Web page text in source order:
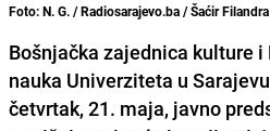
Foto: N. G. / Radiosarajevo.ba / Šaćir Filandra
Bošnjačka zajednica kulture
nauka Univerziteta u
četvrtak, 21. maja, javno